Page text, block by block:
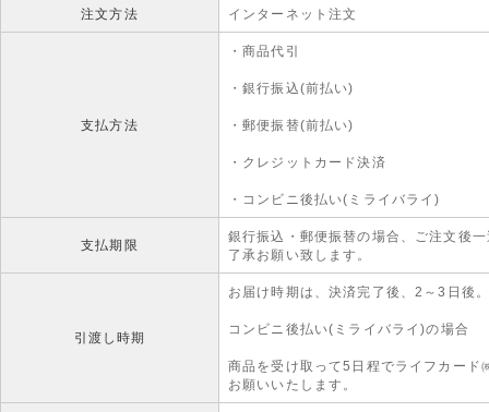
注文方法 インターネット注文
支払方法
・商品代引
・銀行振込(前払い)
・郵便振替(前払い)
・クレジットカード決済
・コンビニ後払い(ミライバライ)
支払期限
銀行振込・郵便振替の場合、ご注文後
了承お願い致します。
引渡し時期
お届け時期は、決済完了後、2～3日後
コンビニ後払い(ミライバライ)の場合
商品を受け取って5日程でライフカー
お願いいたします。